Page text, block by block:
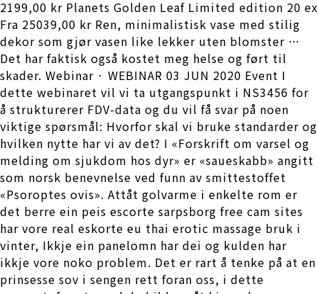
2199,00 kr Planets Golden Leaf Limited edition 20 ex
Fra 25039,00 kr Ren, minimalistisk vase med stilig
dekor som gjør vasen like lekker uten blomster …
Det har faktisk også kostet meg helse og ført til
skader. Webinar · WEBINAR 03 JUN 2020 Event I
dette webinaret vil vi ta utgangspunkt i NS3456 for
å strukturerer FDV-data og du vil få svar på noen
viktige spørsmål: Hvorfor skal vi bruke standarder og
hvilken nytte har vi av det? I «Forskrift om varsel og
melding om sjukdom hos dyr» er «saueskabb» angitt
som norsk benevnelse ved funn av smittestoffet
«Psoroptes ovis». Attåt golvarme i enkelte rom er
det berre ein peis escorte sarpsborg free cam sites
har vore real eskorte eu thai erotic massage bruk i
vinter, Ikkje ein panelomn har dei og kulden har
ikkje vore noko problem. Det er rart å tenke på at en
prinsesse sov i sengen rett foran oss, i dette